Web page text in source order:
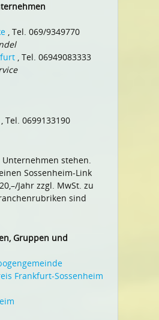
, Tel. 069/9349770
, Tel. 06949083333
, Tel. 0699133190
stehen.
Sossenheim-Link
Jahr zzgl. MwSt. zu
sind
Gruppen und
Frankfurt-Sossenheim